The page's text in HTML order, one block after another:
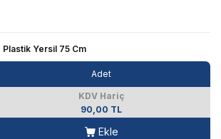
Plastik Yersil 75 Cm
Adet
KDV Hariç
90,00 TL
Ekle